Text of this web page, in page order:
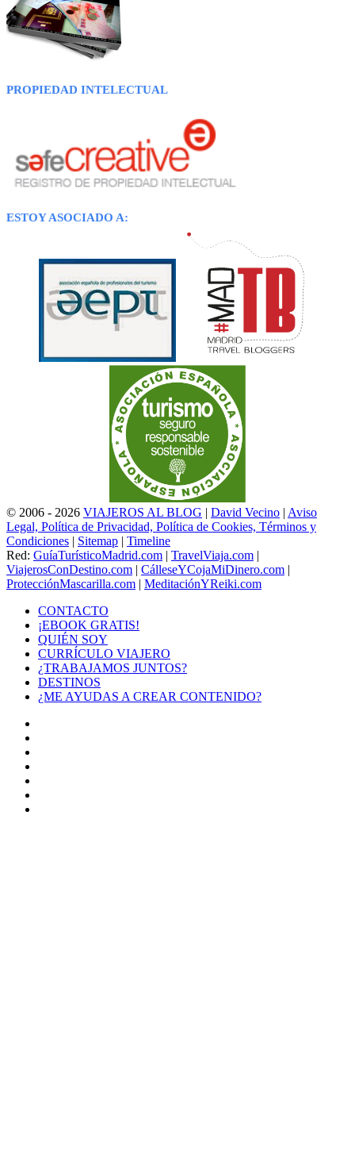
PROPIEDAD INTELECTUAL
ESTOY ASOCIADO A:
© 2006 - 2026 VIAJEROS AL BLOG | David Vecino | Aviso
Legal, Política de Privacidad, Política de Cookies, Términos y
Condiciones | Sitemap | Timeline
Red: GuíaTurísticoMadrid.com | TravelViaja.com |
ViajerosConDestino.com | CálleseYCojaMiDinero.com |
ProtecciónMascarilla.com | MeditaciónYReiki.com
CONTACTO
¡EBOOK GRATIS!
QUIÉN SOY
CURRÍCULO VIAJERO
¿TRABAJAMOS JUNTOS?
DESTINOS
¿ME AYUDAS A CREAR CONTENIDO?